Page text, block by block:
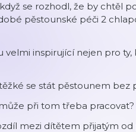
se rozhodl, že by chtěl
pěstounské péči 2
velmi inspirující nejen pro
se stát pěstounem bez
při tom třeba pracovat?
mezi dítětem přijatým